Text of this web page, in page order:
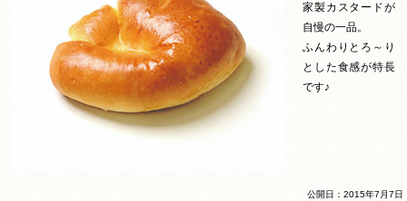
家製カスタードが
自慢の一品。
ふんわりとろ～り
とした食感が特長
です♪
公開日：2015年7月7日